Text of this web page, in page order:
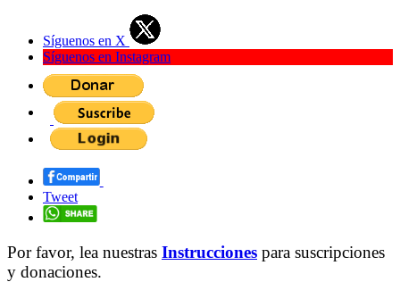
Síguenos en X
Síguenos en Instagram
Tweet
Por favor, lea nuestras Instrucciones para suscripciones
y donaciones.